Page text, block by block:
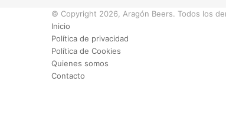
© Copyright 2026, Aragón Beers. Todos los
Inicio
Política de privacidad
Política de Cookies
Quienes somos
Contacto